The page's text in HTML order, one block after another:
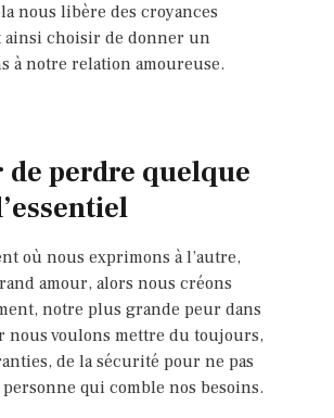
nous libère des croyances
ainsi choisir de donner un
à notre relation amoureuse.
de perdre quelque
où nous exprimons à l’autre,
amour, alors nous créons
notre plus grande peur dans
nous voulons mettre du toujours,
de la sécurité pour ne pas
qui comble nos besoins.